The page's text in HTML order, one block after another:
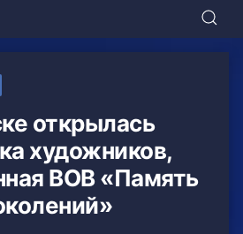
открылась
художников,
ВОВ «Память